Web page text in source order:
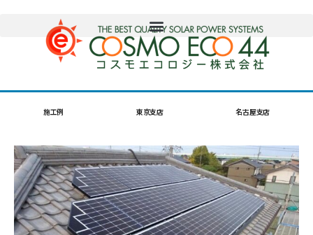
施工例 東京支店 名古屋支店